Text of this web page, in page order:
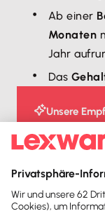
Ab einer
Monaten
Jahr
Das
Unsere
Lexware
rechtssicher